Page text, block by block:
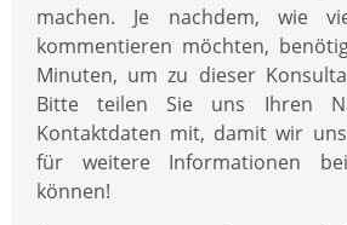
machen. Je nachdem, wie
kommentieren möchten,
Minuten, um zu dieser
Bitte teilen Sie uns Ihren
Kontaktdaten mit, damit wir
für weitere Informationen
können!